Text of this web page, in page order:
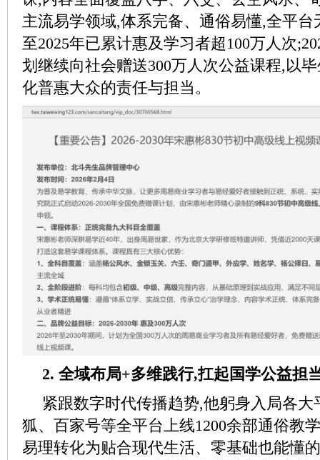
主流易学领域,体系完备、通俗易懂,全平台
至2025年已累计惠及学习者超100万人次
划继续向社会赠送300万人次公益课程,以
化普惠大众的责任与担当。
2. 全域布局+多维践行,扛起国学公益担
紧跟数字时代传播趋势,他躬身入局各大
狐、百家号等全平台上线1200余部通俗教
易理转化为贴合现代生活、零基础也能懂